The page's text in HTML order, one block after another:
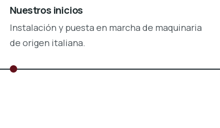
Nuestros inicios
Instalación y puesta en marcha de maquinaria
de origen italiana.